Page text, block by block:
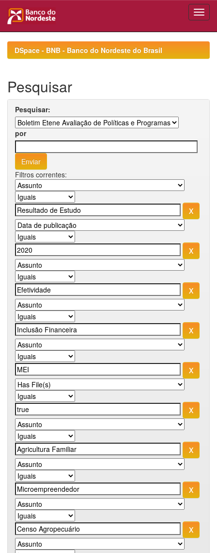
navigationDSpace - BNB - Banco do Nordeste do Brasil
Pesquisar
Pesquisar:
por
Filtros correntes: